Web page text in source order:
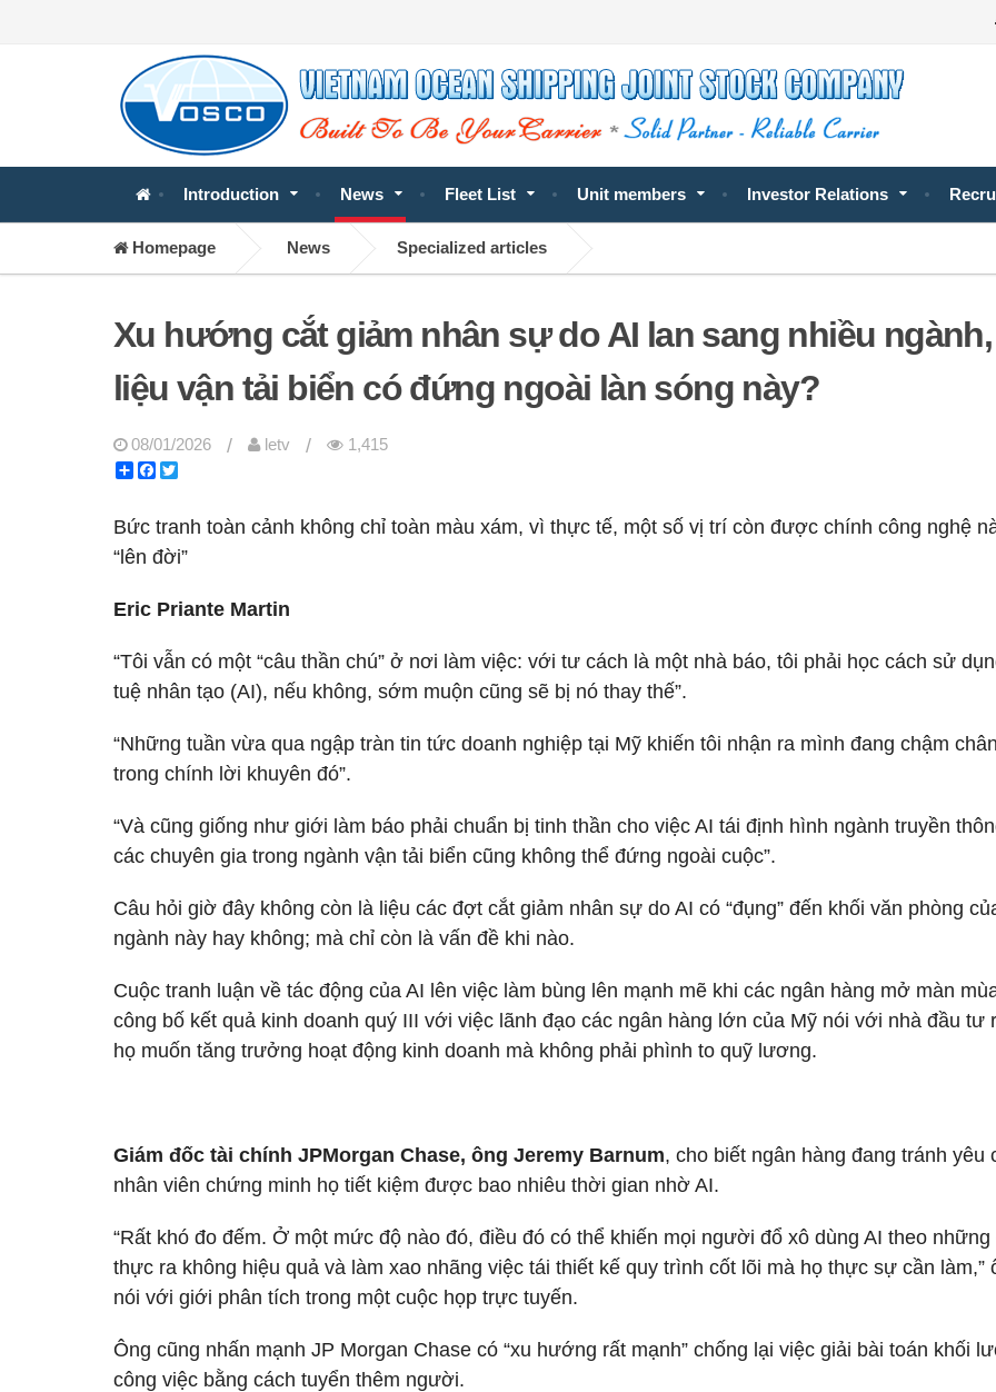
Introduction News Fleet List Unit members Investor Relations
Homepage News Specialized articles
Xu hướng cắt giảm nhân sự do AI lan sang nhiều ngành,
liệu vận tải biển có đứng ngoài làn sóng này?
08/01/2026 / letv /
1,415
ShareFacebook
Bức tranh toàn cảnh không chỉ toàn màu xám, vì thực tế, một số vị trí còn được chính công nghệ
“lên đời”
Eric Priante Martin
“Tôi vẫn có một “câu thần chú” ở nơi làm việc: với tư cách là một nhà báo, tôi phải học cách sử
tuệ nhân tạo (AI), nếu không, sớm muộn cũng sẽ bị nó thay thế”.
“Những tuần vừa qua ngập tràn tin tức doanh nghiệp tại Mỹ khiến tôi nhận ra mình đang chậm chân
trong chính lời khuyên đó”.
“Và cũng giống như giới làm báo phải chuẩn bị tinh thần cho việc AI tái định hình ngành truyền
các chuyên gia trong ngành vận tải biển cũng không thể đứng ngoài cuộc”.
Câu hỏi giờ đây không còn là liệu các đợt cắt giảm nhân sự do AI có “đụng” đến khối văn phòng
ngành này hay không; mà chỉ còn là vấn đề khi nào.
Cuộc tranh luận về tác động của AI lên việc làm bùng lên mạnh mẽ khi các ngân hàng mở màn
công bố kết quả kinh doanh quý III với việc lãnh đạo các ngân hàng lớn của Mỹ nói với nhà đầu tư
họ muốn tăng trưởng hoạt động kinh doanh mà không phải phình to quỹ lương.
Giám đốc tài chính JPMorgan Chase, ông Jeremy Barnum, cho biết ngân hàng đang tránh yêu
nhân viên chứng minh họ tiết kiệm được bao nhiêu thời gian nhờ AI.
“Rất khó đo đếm. Ở một mức độ nào đó, điều đó có thể khiến mọi người đổ xô dùng AI theo những
thực ra không hiệu quả và làm xao nhãng việc tái thiết kế quy trình cốt lõi mà họ thực sự cần làm,”
nói với giới phân tích trong một cuộc họp trực tuyến.
Ông cũng nhấn mạnh JP Morgan Chase có “xu hướng rất mạnh” chống lại việc giải bài toán khối
công việc bằng cách tuyển thêm người.